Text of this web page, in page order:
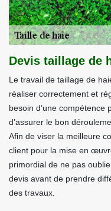
Devis taillage de
Le travail de taillage de
réaliser correctement et
besoin d’une compétence
d’assurer le bon
Afin de viser la meilleure
client pour la mise en
primordial de ne pas
devis avant de prendre
des travaux.